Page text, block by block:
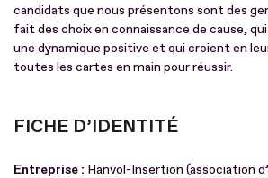
candidats que nous présentons sont des
fait des choix en connaissance de cause,
une dynamique positive et qui croient en
toutes les cartes en main pour réussir.
FICHE D’IDENTITÉ
Entreprise : Hanvol-Insertion (association